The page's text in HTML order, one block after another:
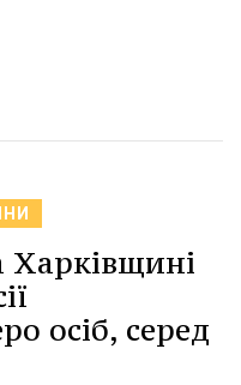
осіб, серед